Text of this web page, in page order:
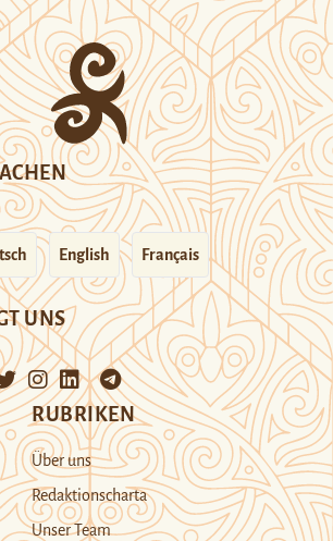
English Français
UNS
RUBRIKEN
Über uns
Redaktionscharta
Unser Team